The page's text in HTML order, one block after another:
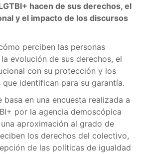
hacen de sus derechos, el
y el impacto de los discursos
perciben las personas
la evolución de sus derechos, el
con su protección y los
identifican para su garantía.
basa en una encuesta realizada a
por la agencia demoscópica
aproximación al grado de
los derechos del colectivo,
de las políticas de igualdad